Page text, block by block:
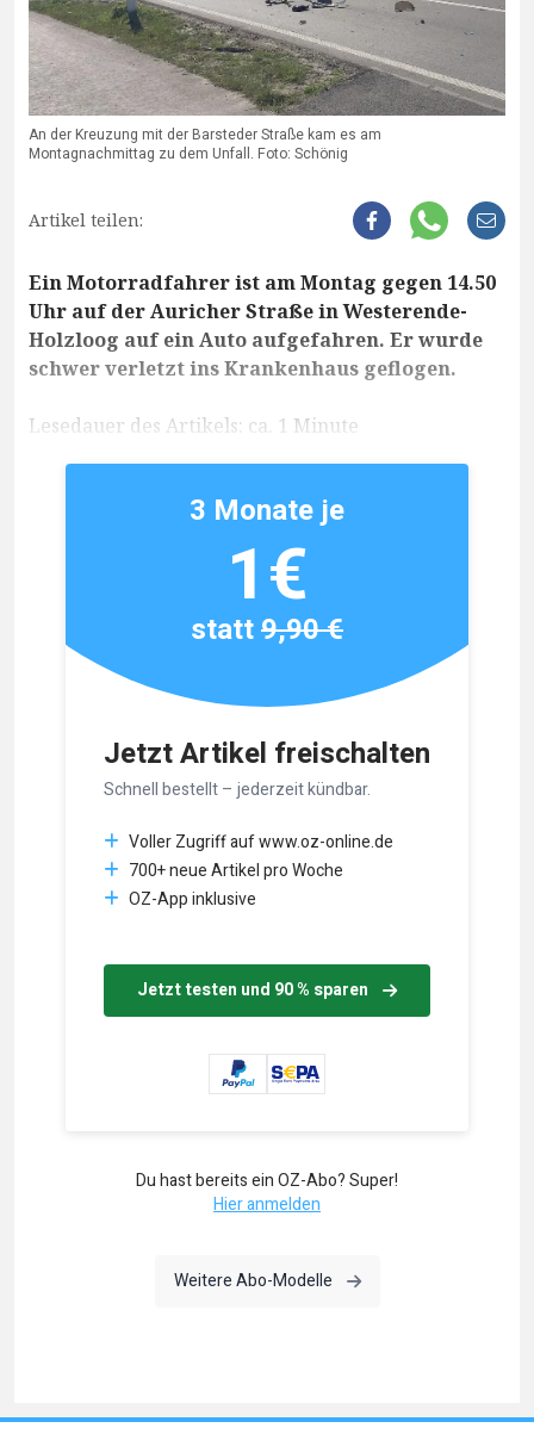
An der Kreuzung mit der Barsteder Straße kam es am
Montagnachmittag zu dem Unfall. Foto: Schönig
Artikel teilen:
Ein Motorradfahrer ist am Montag gegen 14.50
Uhr auf der Auricher Straße in Westerende-
Holzloog auf ein Auto aufgefahren. Er wurde
schwer verletzt ins Krankenhaus geflogen.
Lesedauer des Artikels: ca. 1 Minute
Jetzt Artikel freischalten
Schnell bestellt – jederzeit kündbar.
Voller Zugriff auf www.oz-online.de
700+ neue Artikel pro Woche
OZ-App inklusive
Jetzt testen und 90 % sparen
3 Monate je
1€
statt9,90 €
Du hast bereits ein OZ-Abo? Super!
Hier anmelden
Weitere Abo-Modelle